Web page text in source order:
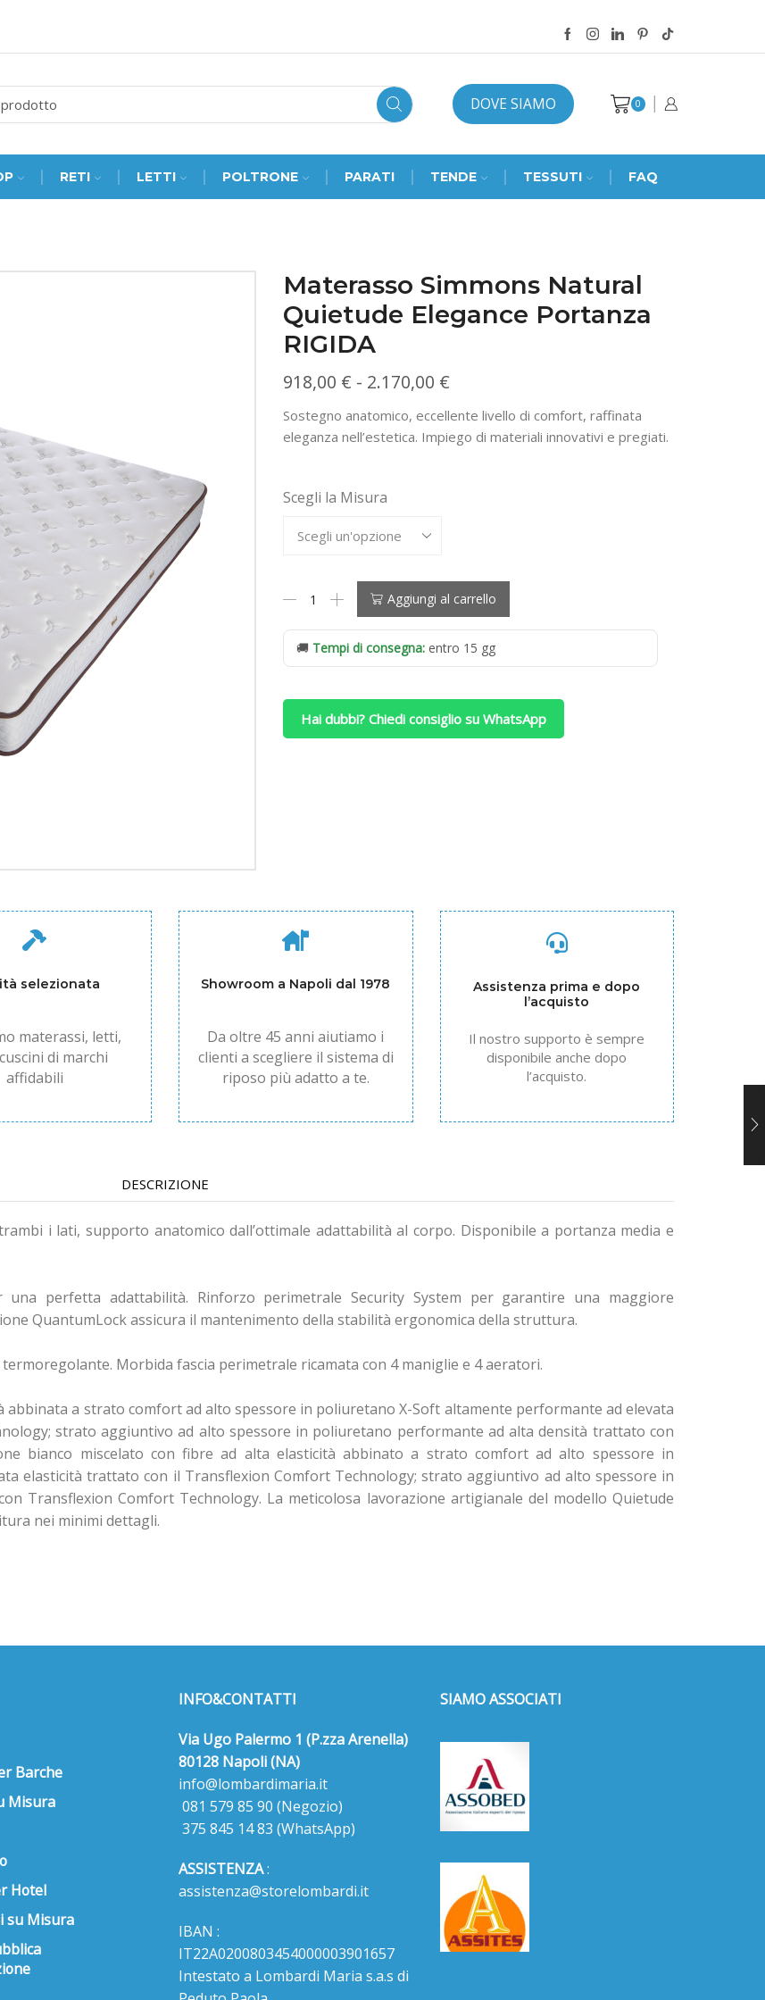
DOVE SIAMO 0
RETI LETTI POLTRONE PARATI TENDE TESSUTI FAQ
Materasso Simmons Natural
Quietude Elegance Portanza
RIGIDA
918,00 € - 2.170,00 €
di
prezzo:
Sostegno anatomico, eccellente livello di comfort, raffinata
eleganza nell’estetica. Impiego di materiali innovativi e pregiati.
Scegli la Misura
Materasso
Simmons
Natural
Quietude
Elegance
RIGIDA
quantità
Aggiungi al carrello
🚚 Tempi di consegna: entro 15 gg
Hai dubbi? Chiedi consiglio su WhatsApp
selezionata
materassi, letti,
di marchi
affidabili
Showroom a Napoli dal 1978
Da oltre 45 anni aiutiamo i
clienti a scegliere il sistema di
riposo più adatto a te.
Assistenza prima e dopo
l’acquisto
Il nostro supporto è sempre
disponibile anche dopo
l’acquisto.
DESCRIZIONE
i lati, supporto anatomico dall’ottimale adattabilità al corpo. Disponibile a portanza media e
perfetta adattabilità. Rinforzo perimetrale Security System per garantire una maggiore
QuantumLock assicura il mantenimento della stabilità ergonomica della struttura.
Morbida fascia perimetrale ricamata con 4 maniglie e 4 aeratori.
abbinata a strato comfort ad alto spessore in poliuretano X-Soft altamente performante ad elevata
strato aggiuntivo ad alto spessore in poliuretano performante ad alta densità trattato con
bianco miscelato con fibre ad alta elasticità abbinato a strato comfort ad alto spessore in
elasticità trattato con il Transflexion Comfort Technology; strato aggiuntivo ad alto spessore in
Transflexion Comfort Technology. La meticolosa lavorazione artigianale del modello Quietude
nei minimi dettagli.
Barche
Misura
Hotel
su Misura
INFO&CONTATTI
Via Ugo Palermo 1 (P.zza Arenella)
80128 Napoli (NA)
info@lombardimaria.it
081 579 85 90 (Negozio)
375 845 14 83 (WhatsApp)
ASSISTENZA:
assistenza@storelombardi.it
IBAN :
IT22A0200803454000003901657
Intestato a Lombardi Maria s.a.s di
SIAMO ASSOCIATI